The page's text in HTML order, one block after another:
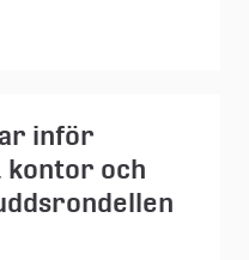
inför
kontor och